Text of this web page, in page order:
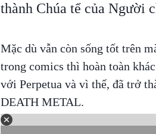
thành Chúa tể của Người
Mặc dù vẫn còn sống tốt trên
trong comics thì hoàn toàn
với Perpetua và vì thế, đã trở
DEATH METAL.